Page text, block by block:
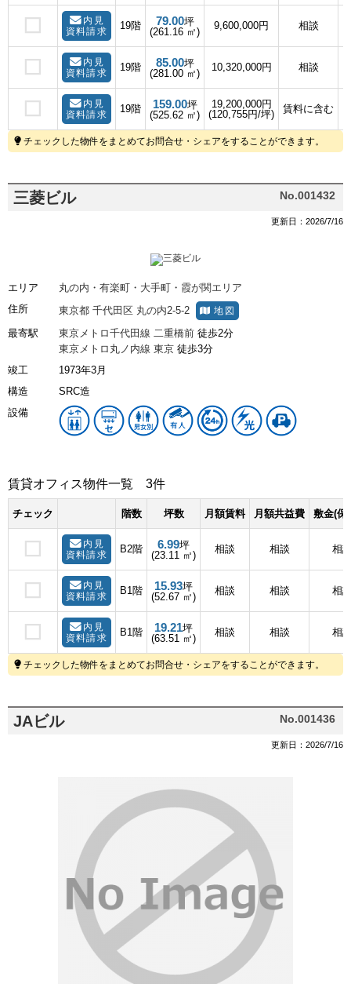
内見
資料請求
19階 79.00坪
(261.16 ㎡)
9,600,000円 相談
内見
資料請求
19階 85.00坪
(281.00 ㎡)
10,320,000円 相談
内見
資料請求
19階 159.00坪
(525.62 ㎡)
19,200,000円
(120,755円/坪)
賃料に含む
チェックした物件をまとめてお問合せ・シェアをすることができます。
三菱ビル No.001432
更新日：2026/7/16
エリア
丸の内・有楽町・大手町・霞が関エリア
住所
東京都 千代田区 丸の内2-5-2 地図
最寄駅 東京メトロ千代田線 二重橋前 徒歩2分
東京メトロ丸ノ内線 東京 徒歩3分
竣工
1973年3月
構造
SRC造
設備
賃貸オフィス物件一覧 3件
チェック 階数 坪数 月額賃料 月額共益費 敷金(保
内見
資料請求
B2階 6.99坪
(23.11 ㎡)
相談 相談 相
内見
資料請求
B1階 15.93坪
(52.67 ㎡)
相談 相談 相
内見
資料請求
B1階 19.21坪
(63.51 ㎡)
相談 相談 相
チェックした物件をまとめてお問合せ・シェアをすることができます。
JAビル No.001436
更新日：2026/7/16